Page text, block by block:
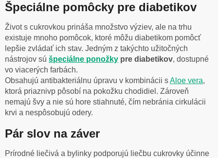
Špeciálne pomôcky pre diabetikov
Život s cukrovkou prináša množstvo výziev, ale na trhu
existuje mnoho pomôcok, ktoré môžu diabetikom pomôcť
lepšie zvládať ich stav. Jedným z takýchto užitočných
nástrojov sú špeciálne ponožky pre diabetikov, dostupné
vo viacerých farbách.
Obsahujú antibakteriálnu úpravu v kombinácii sAloe vera,
ktorá priaznivp pôsobí na pokožku chodidiel. Zároveň
nemajú švy a nie sú hore stiahnuté, čím nebránia cirkulácii
krvi a nespôsobujú odery.
Pár slov na záver
Prírodné liečivá a bylinky podporujú liečbu cukrovky účinne